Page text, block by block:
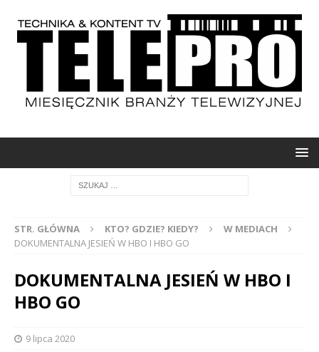
STR. GŁÓWNA KTO? GDZIE? KIEDY?
W MEDIACH
DOKUMENTALNA JESIEŃ W HBO I HBO GO
DOKUMENTALNA JESIEŃ W HBO I
HBO GO
9 lipca 2020